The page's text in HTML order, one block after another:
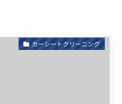
カーシートクリーニング